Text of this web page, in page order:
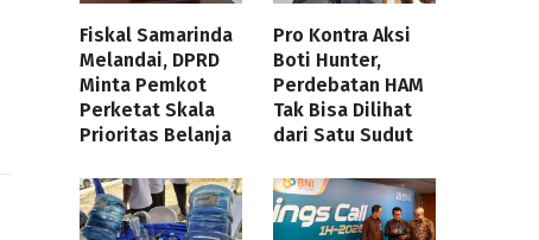
Fiskal Samarinda
Melandai, DPRD
Minta Pemkot
Perketat Skala
Prioritas Belanja
Pro Kontra Aksi
Boti Hunter,
Perdebatan HAM
Tak Bisa Dilihat
dari Satu Sudut